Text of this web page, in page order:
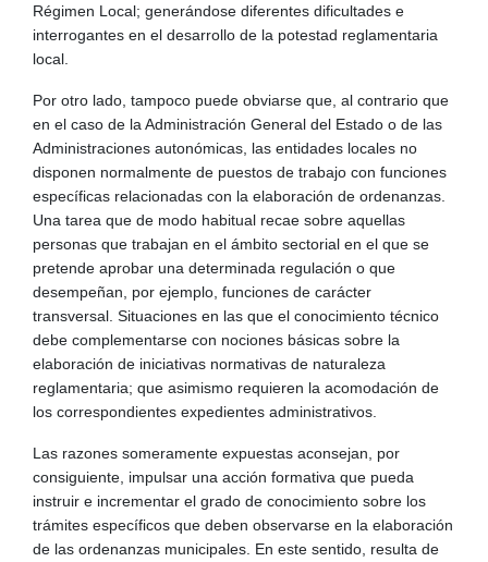
Régimen Local; generándose diferentes dificultades e
interrogantes en el desarrollo de la potestad reglamentaria
local.
Por otro lado, tampoco puede obviarse que, al contrario que
en el caso de la Administración General del Estado o de las
Administraciones autonómicas, las entidades locales no
disponen normalmente de puestos de trabajo con funciones
específicas relacionadas con la elaboración de ordenanzas.
Una tarea que de modo habitual recae sobre aquellas
personas que trabajan en el ámbito sectorial en el que se
pretende aprobar una determinada regulación o que
desempeñan, por ejemplo, funciones de carácter
transversal. Situaciones en las que el conocimiento técnico
debe complementarse con nociones básicas sobre la
elaboración de iniciativas normativas de naturaleza
reglamentaria; que asimismo requieren la acomodación de
los correspondientes expedientes administrativos.
Las razones someramente expuestas aconsejan, por
consiguiente, impulsar una acción formativa que pueda
instruir e incrementar el grado de conocimiento sobre los
trámites específicos que deben observarse en la elaboración
de las ordenanzas municipales. En este sentido, resulta de